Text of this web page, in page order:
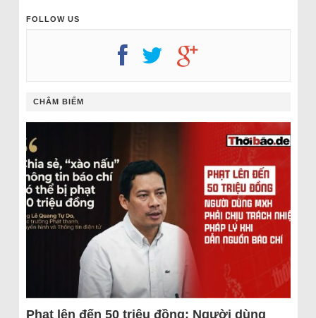
FOLLOW US
CHÂM BIẾM
Phạt lên đến 50 triệu đồng: Người dùng